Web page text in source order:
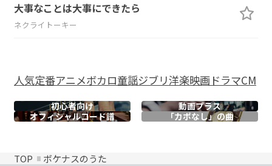
大事なことは大事にできたら
ネクライトーキー
人気定番アニメボカロ童謡ジブリ洋楽映画ドラマCM
初心者向け
動画プラス
オフィシャルコード譜 「カポなし」の曲
TOP ボケナスのうた